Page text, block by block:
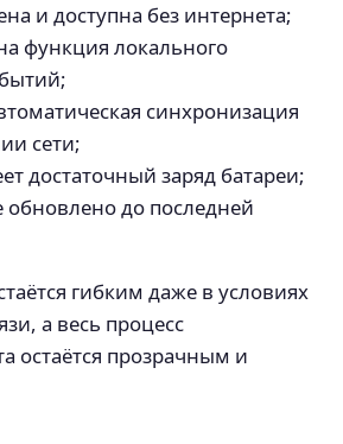
и доступна без интернета;
функция локального
синхронизация
сети;
достаточный заряд батареи;
до последней
гибким даже в условиях
а весь процесс
остаётся прозрачным и